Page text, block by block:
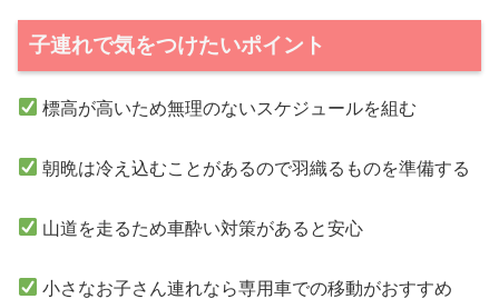
子連れで気をつけたいポイント
標高が高いため無理のないスケジュールを組む
朝晩は冷え込むことがあるので羽織るものを準備する
山道を走るため車酔い対策があると安心
小さなお子さん連れなら専用車での移動がおすすめ